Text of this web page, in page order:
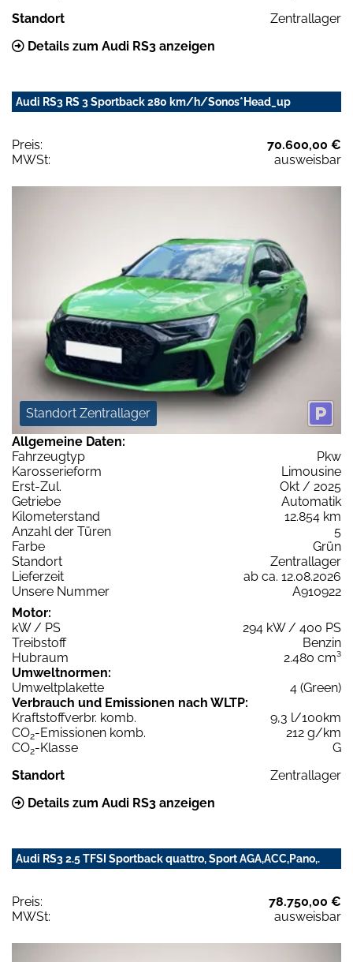
Standort
Zentrallager
Details zum Audi RS3 anzeigen
Audi RS3 RS 3 Sportback 280 km/h/Sonos*Head_up
Preis:
70.600,00 €
MWSt:
ausweisbar
Standort Zentrallager
Allgemeine Daten:
Fahrzeugtyp
Pkw
Karosserieform
Limousine
Erst-Zul.
Okt / 2025
Getriebe
Automatik
Kilometerstand
12.854 km
Anzahl der Türen
5
Farbe
Grün
Standort
Zentrallager
Lieferzeit
ab ca. 12.08.2026
Unsere Nummer
A910922
Motor:
kW / PS
294 kW / 400 PS
Treibstoff
Benzin
Hubraum
2.480 cm³
Umweltnormen:
Umweltplakette
4 (Green)
Verbrauch und Emissionen nach WLTP:
Kraftstoffverbr. komb.
9,3 l/100km
CO2-Emissionen komb.
212 g/km
CO2-Klasse
G
Standort
Zentrallager
Details zum Audi RS3 anzeigen
Audi RS3 2.5 TFSI Sportback quattro, Sport AGA,ACC,Pano,.
Preis:
78.750,00 €
MWSt:
ausweisbar